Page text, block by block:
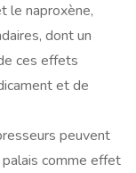
le naproxène,
dont un
ces effets
et de
peuvent
comme effet